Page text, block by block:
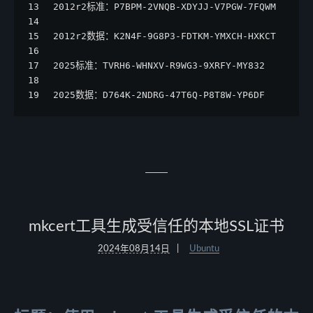
13
14
15
16
17
18
19
2012r2标准：P7BPM-2VNQB-XDYJJ-V7PGW-7FQWM
2012r2数据：K2N4F-9G8P3-FDTKM-YMXCH-HXKCT
2025标准：TVRH6-WHNXV-R9WG3-9XRFY-MY832
2025数据：D764K-2NDRG-47T6Q-P8T8W-YP6DF
mkcert工具生成受信任的本地SSL证书
2024年08月14日 Ubuntu